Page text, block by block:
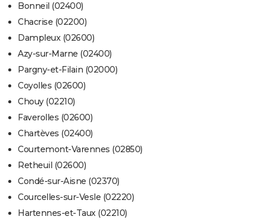
Bonneil (02400)
Chacrise (02200)
Dampleux (02600)
Azy-sur-Marne (02400)
Pargny-et-Filain (02000)
Coyolles (02600)
Chouy (02210)
Faverolles (02600)
Chartèves (02400)
Courtemont-Varennes (02850)
Retheuil (02600)
Condé-sur-Aisne (02370)
Courcelles-sur-Vesle (02220)
Hartennes-et-Taux (02210)